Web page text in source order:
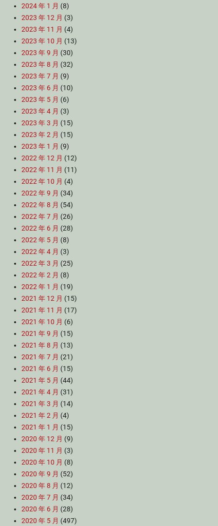
2024 年 1 月 (8)
2023 年 12 月 (3)
2023 年 11 月 (4)
2023 年 10 月 (13)
2023 年 9 月 (30)
2023 年 8 月 (32)
2023 年 7 月 (9)
2023 年 6 月 (10)
2023 年 5 月 (6)
2023 年 4 月 (3)
2023 年 3 月 (15)
2023 年 2 月 (15)
2023 年 1 月 (9)
2022 年 12 月 (12)
2022 年 11 月 (11)
2022 年 10 月 (4)
2022 年 9 月 (34)
2022 年 8 月 (54)
2022 年 7 月 (26)
2022 年 6 月 (28)
2022 年 5 月 (8)
2022 年 4 月 (3)
2022 年 3 月 (25)
2022 年 2 月 (8)
2022 年 1 月 (19)
2021 年 12 月 (15)
2021 年 11 月 (17)
2021 年 10 月 (6)
2021 年 9 月 (15)
2021 年 8 月 (13)
2021 年 7 月 (21)
2021 年 6 月 (15)
2021 年 5 月 (44)
2021 年 4 月 (31)
2021 年 3 月 (14)
2021 年 2 月 (4)
2021 年 1 月 (15)
2020 年 12 月 (9)
2020 年 11 月 (3)
2020 年 10 月 (8)
2020 年 9 月 (52)
2020 年 8 月 (12)
2020 年 7 月 (34)
2020 年 6 月 (28)
2020 年 5 月 (497)